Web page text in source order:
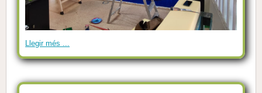
Llegir més ...